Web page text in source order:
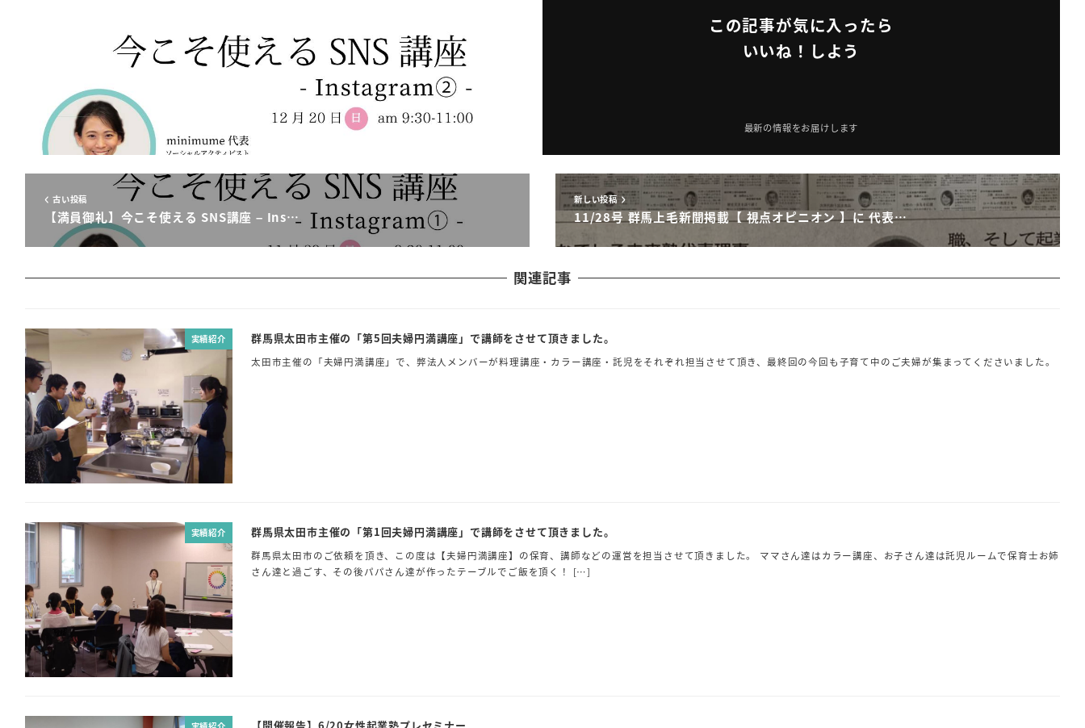
この記事が気に入ったら
いいね！しよう
最新の情報をお届けします
古い投稿
【満員御礼】今こそ使える SNS講座 – Ins…
新しい投稿
11/28号 群馬上毛新聞掲載【 視点オピニオン 】に 代表…
関連記事
実績紹介 群馬県太田市主催の「第5回夫婦円満講座」で講師をさせて頂きました。
太田市主催の「夫婦円満講座」で、弊法人メンバーが料理講座・カラー講座・託児をそれぞれ担当させて頂き、最終回の今回も子育て中のご夫婦が集まってくださいました。
実績紹介 群馬県太田市主催の「第1回夫婦円満講座」で講師をさせて頂きました。
群馬県太田市のご依頼を頂き、この度は【夫婦円満講座】の保育、講師などの運営を担当させて頂きました。 ママさん達はカラー講座、お子さん達は託児ルームで保育士お姉
さん達と過ごす、その後パパさん達が作ったテーブルでご飯を頂く！ […]